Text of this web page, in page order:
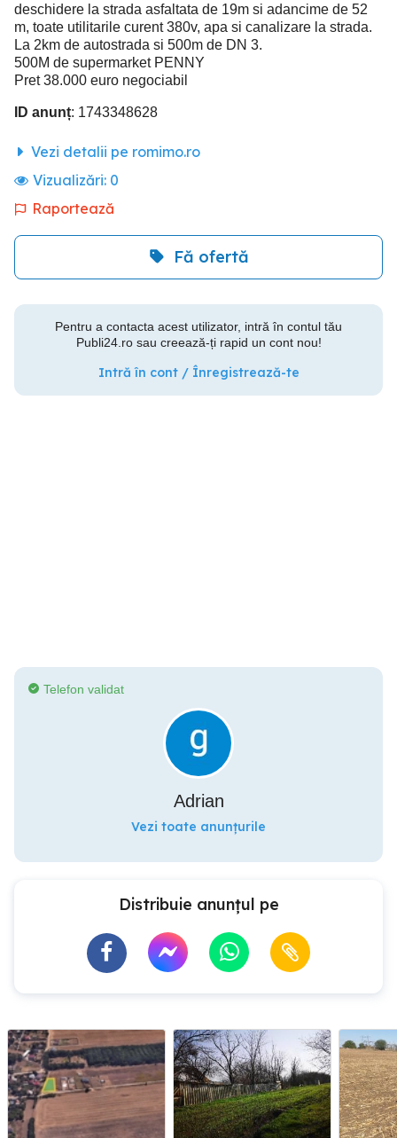
deschidere la strada asfaltata de 19m si adancime de 52
m, toate utilitarile curent 380v, apa si canalizare la strada.
La 2km de autostrada si 500m de DN 3.
500M de supermarket PENNY
Pret 38.000 euro negociabil
ID anunț: 1743348628
Vezi detalii pe romimo.ro
Vizualizări: 0
Raportează
Fă ofertă
Pentru a contacta acest utilizator, intră în contul tău
Publi24.ro sau creează-ți rapid un cont nou!
Intră în cont / Înregistrează-te
Telefon validat
Adrian
Vezi toate anunțurile
Distribuie anunțul pe